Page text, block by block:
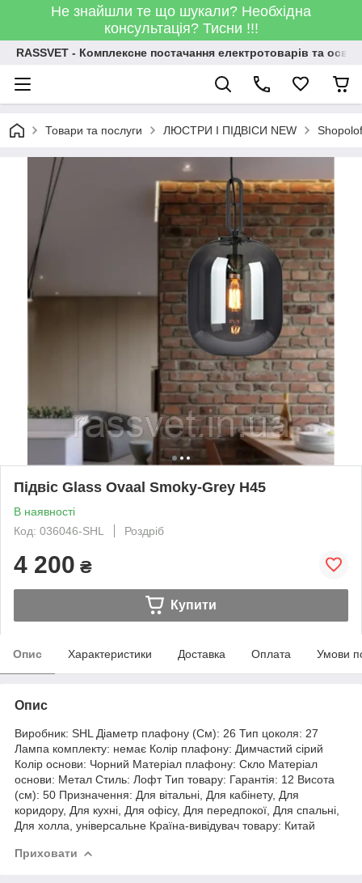
Не знайшли те що шукали? Необхідна
консультація? Тисни !!!
RASSVET - Комплексне постачання електротоварів та
Товари та послуги ЛЮСТРИ І ПІДВІСИ NEW
Підвіс Glass Ovaal Smoky-Grey H45
В наявності
Код: 036046-SHL
Роздріб
4 200 ₴
Купити
Опис Характеристики Доставка Оплата Умови
Опис
Виробник: SHL Діаметр плафону (См): 26 Тип цоколя: 27
Лампа комплекту: немає Колір плафону: Димчастий сірий
Колір основи: Чорний Матеріал плафону: Скло Матеріал
основи: Метал Стиль: Лофт Тип товару: Гарантія: 12 Висота
(см): 50 Призначення: Для вітальні, Для кабінету, Для
коридору, Для кухні, Для офісу, Для передпокої, Для спальні,
Для холла, універсальне Країна-вивідувач товару: Китай
Приховати